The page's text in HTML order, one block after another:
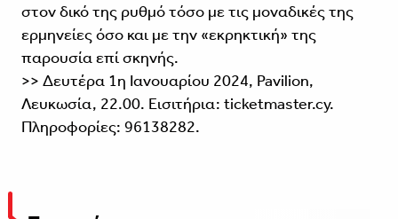
στον δικό της ρυθμό τόσο με τις μοναδικές της
ερμηνείες όσο και με την «εκρηκτική» της
παρουσία επί σκηνής.
>> Δευτέρα 1η Ιανουαρίου 2024, Pavilion,
Λευκωσία, 22.00. Εισιτήρια: ticketmaster.cy.
Πληροφορίες: 96138282.